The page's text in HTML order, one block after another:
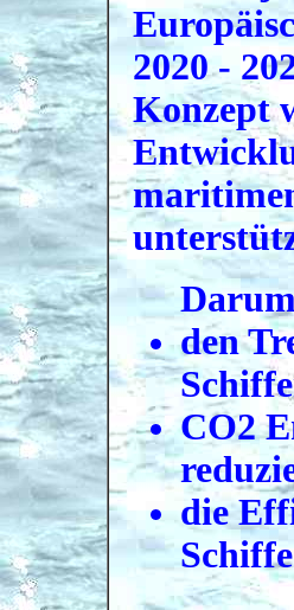
2020 -
Konzept
den
CO2
die